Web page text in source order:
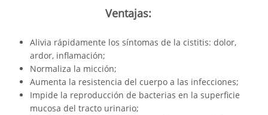
Ventajas:
Alivia rápidamente los síntomas de la cistitis: dolor,
ardor, inflamación;
Normaliza la micción;
Aumenta la resistencia del cuerpo a las infecciones;
Impide la reproducción de bacterias en la superficie
mucosa del tracto urinario;